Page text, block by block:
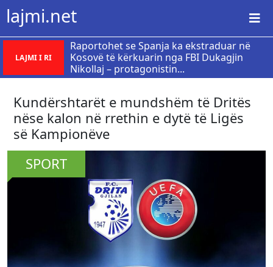
lajmi.net
LAJMI I RI
Raportohet se Spanja ka ekstraduar në
Kosovë të kërkuarin nga FBI Dukagjin
Nikollaj – protagonistin...
Kundërshtarët e mundshëm të Dritës
nëse kalon në rrethin e dytë të Ligës
së Kampionëve
SPORT